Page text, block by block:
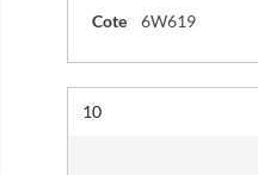
Cote 6W619
Résultat n°
10